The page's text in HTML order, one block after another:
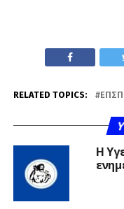
RELATED TOPICS: ΕΠΣΠ
Η